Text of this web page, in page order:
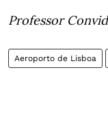
Professor
Aeroporto de Lisboa